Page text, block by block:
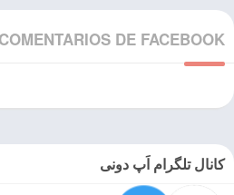
COMENTARIOS DE FACEBOOK
کانال تلگرام اَپ دونی